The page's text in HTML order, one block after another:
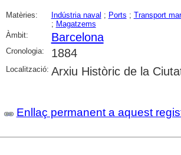
Matèries: Indústria naval ; Ports ; Transport
; Magatzems
Àmbit:
Barcelona
Cronologia: 1884
Localització: Arxiu Històric de la
Enllaç permanent a aquest